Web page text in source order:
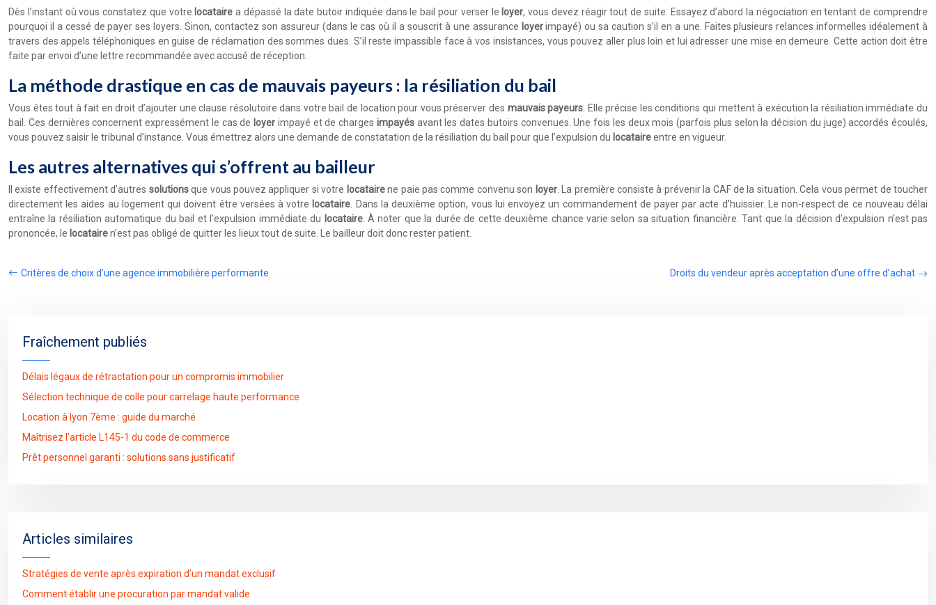
Dès l’instant où vous constatez que votre locataire a dépassé la date butoir indiquée dans le bail pour verser le loyer, vous devez réagir tout de suite. Essayez d’abord la négociation en tentant de comprendre
pourquoi il a cessé de payer ses loyers. Sinon, contactez son assureur (dans le cas où il a souscrit à une assurance loyerimpayé) ou sa caution s’il en a une. Faites plusieurs relances informelles idéalement à
travers des appels téléphoniques en guise de réclamation des sommes dues. S’il reste impassible face à vos insistances, vous pouvez aller plus loin et lui adresser une mise en demeure. Cette action doit être
faite par envoi d’une lettre recommandée avec accusé de réception.
La méthode drastique en cas de mauvais payeurs : la résiliation du bail
Vous êtes tout à fait en droit d’ajouter une clause résolutoire dans votre bail de location pour vous préserver des mauvais payeurs . Elle précise les conditions qui mettent à exécution la résiliation immédiate du
bail. Ces dernières concernent expressément le cas de loyer impayé et de charges impayésavant les dates butoirs convenues. Une fois les deux mois (parfois plus selon la décision du juge) accordés écoulés,
vous pouvez saisir le tribunal d’instance. Vous émettrez alors une demande de constatation de la résiliation du bail pour que l’expulsion du locataireentre en vigueur.
Les autres alternatives qui s’offrent au bailleur
Il existe effectivement d’autres solutionsque vous pouvez appliquer si votre locatairene paie pas comme convenu son loyer. La première consiste à prévenir la CAF de la situation. Cela vous permet de toucher
directement les aides au logement qui doivent être versées à votre locataire . Dans la deuxième option, vous lui envoyez un commandement de payer par acte d’huissier. Le non-respect de ce nouveau délai
entraîne la résiliation automatique du bail et l’expulsion immédiate du locataire. À noter que la durée de cette deuxième chance varie selon sa situation financière. Tant que la décision d’expulsion n’est pas
prononcée, le locatairen’est pas obligé de quitter les lieux tout de suite. Le bailleur doit donc rester patient.
Critères de choix d’une agence immobilière performante Droits du vendeur après acceptation d’une offre d’achat
Fraîchement publiés
Délais légaux de rétractation pour un compromis immobilier
Sélection technique de colle pour carrelage haute performance
Location à lyon 7ème : guide du marché
Maîtrisez l’article L145-1 du code de commerce
Prêt personnel garanti : solutions sans justificatif
Articles similaires
Stratégies de vente après expiration d’un mandat exclusif
Comment établir une procuration par mandat valide